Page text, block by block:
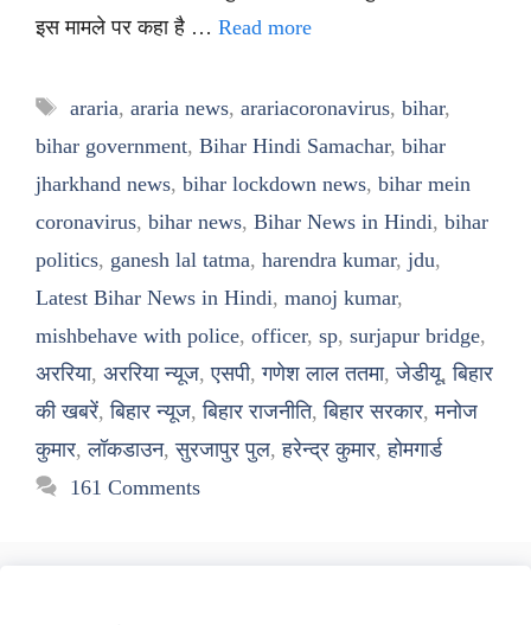
इस मामले पर कहा है … Read more
Tags
araria, araria news, arariacoronavirus, bihar,
bihar government, Bihar Hindi Samachar, bihar
jharkhand news, bihar lockdown news, bihar mein
coronavirus, bihar news, Bihar News in Hindi, bihar
politics, ganesh lal tatma, harendra kumar, jdu,
Latest Bihar News in Hindi, manoj kumar,
mishbehave with police, officer, sp, surjapur bridge,
अररिया, अररिया न्यूज,एसपी,गणेश लाल ततमा,जेडीयू,बिहार
की खबरें,बिहार न्यूज,बिहार राजनीति,बिहार सरकार,मनोज
कुमार,लॉकडाउन,सुरजापुर पुल,हरेन्द्र कुमार,होमगार्ड
161 Comments